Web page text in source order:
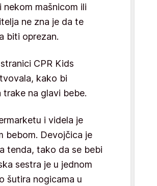
nekom mašnicom ili
ne zna je da te
biti oprezan.
CPR Kids
kako bi
na glavi bebe.
i videla je
bebom. Devojčica je
tenda, tako da se bebi
sestra je u jednom
šutira nogicama u